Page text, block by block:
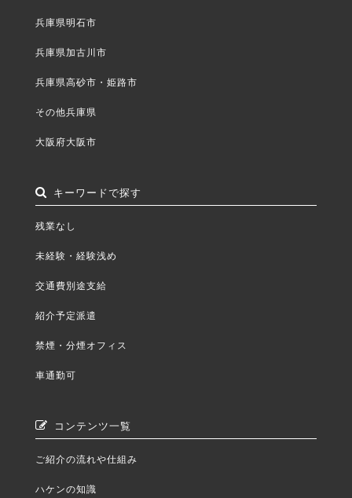
兵庫県明石市
兵庫県加古川市
兵庫県高砂市・姫路市
その他兵庫県
大阪府大阪市
キーワードで探す
残業なし
未経験・経験浅め
交通費別途支給
紹介予定派遣
禁煙・分煙オフィス
車通勤可
コンテンツ一覧
ご紹介の流れや仕組み
ハケンの知識